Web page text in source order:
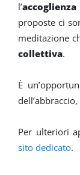
l’accoglienza
proposte ci
meditazione
collettiva.
​​​​​​​È
Per ulteriori
sito dedicato.